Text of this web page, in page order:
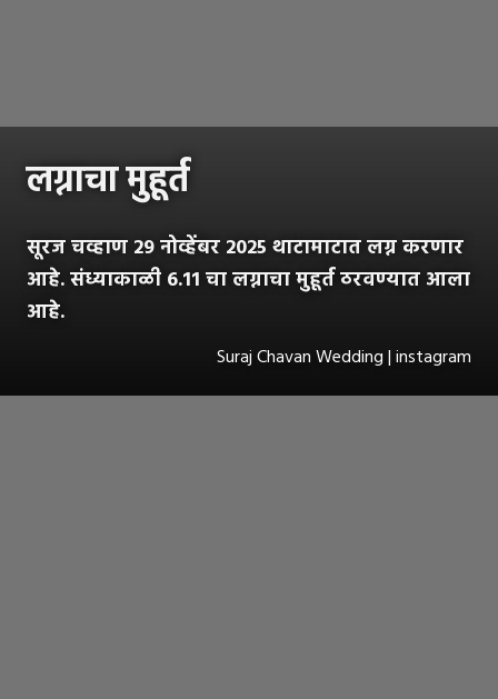
लग्नाचा मुहूर्त
सूरज चव्हाण 29 नोव्हेंबर 2025 थाटामाटात लग्न करणार
आहे. संध्याकाळी 6.11 चा लग्नाचा मुहूर्त ठरवण्यात आला
आहे.
Suraj Chavan Wedding | instagram